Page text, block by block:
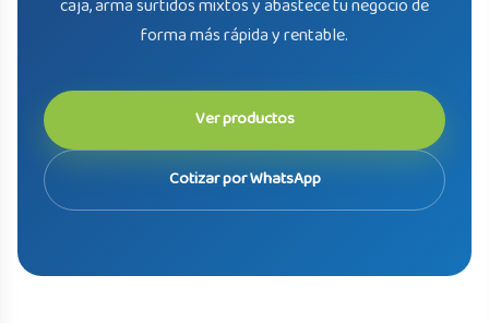
caja, arma surtidos mixtos y abastece tu negocio de
forma más rápida y rentable.
Ver productos
Cotizar por WhatsApp